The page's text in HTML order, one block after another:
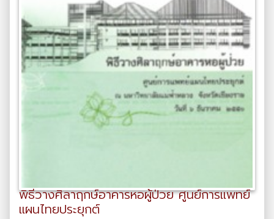
พิธีวางศิลาฤกษ์อาคารหอผู้ป่วย ศูนย์การแพทย์
แผนไทยประยุกต์